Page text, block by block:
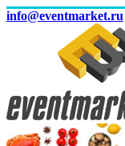
info@eventmarket.ru